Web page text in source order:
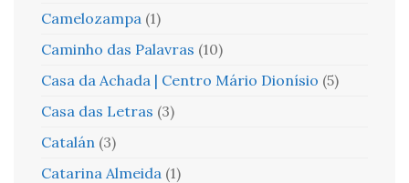
Camelozampa (1)
Caminho das Palavras (10)
Casa da Achada | Centro Mário Dionísio (5)
Casa das Letras (3)
Catalán (3)
Catarina Almeida (1)